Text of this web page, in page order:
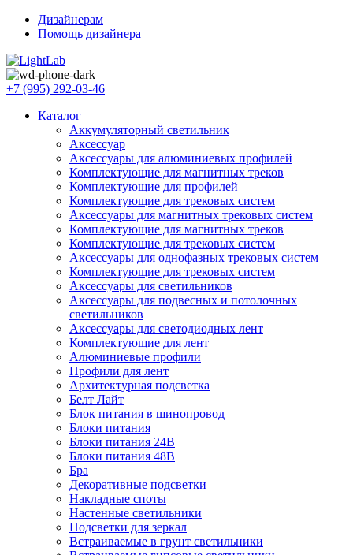
Дизайнерам
Помощь дизайнера
+7 (995) 292-03-46
Каталог
Аккумуляторный светильник
Аксессуар
Аксессуары для алюминиевых профилей
Комплектующие для магнитных треков
Комплектующие для профилей
Комплектующие для трековых систем
Аксессуары для магнитных трековых систем
Комплектующие для магнитных треков
Комплектующие для трековых систем
Аксессуары для однофазных трековых систем
Комплектующие для трековых систем
Аксессуары для светильников
Аксессуары для подвесных и потолочных
светильников
Аксессуары для светодиодных лент
Комплектующие для лент
Алюминиевые профили
Профили для лент
Архитектурная подсветка
Белт Лайт
Блок питания в шинопровод
Блоки питания
Блоки питания 24В
Блоки питания 48В
Бра
Декоративные подсветки
Накладные споты
Настенные светильники
Подсветки для зеркал
Встраиваемые в грунт светильники